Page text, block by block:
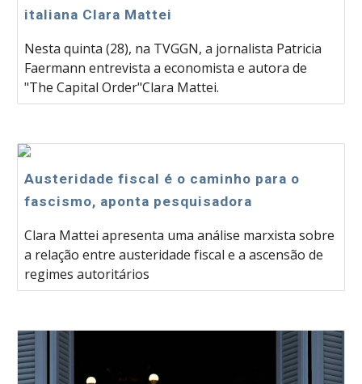
italiana Clara Mattei
Nesta quinta (28), na TVGGN, a jornalista Patricia
Faermann entrevista a economista e autora de
"The Capital Order"Clara Mattei.
Austeridade fiscal é o caminho para o
fascismo, aponta pesquisadora
Clara Mattei apresenta uma análise marxista sobre
a relação entre austeridade fiscal e a ascensão de
regimes autoritários